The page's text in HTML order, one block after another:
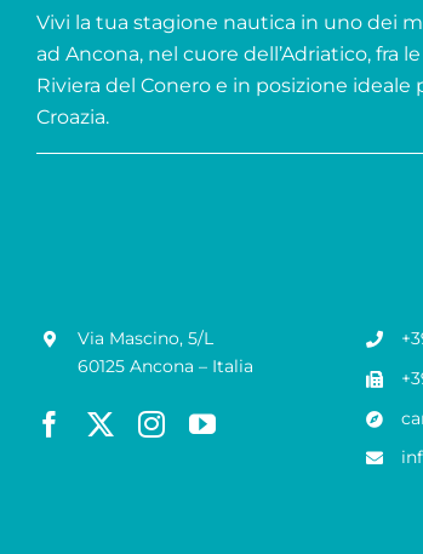
Vivi la tua stagione nautica in uno dei
ad Ancona, nel cuore dell’Adriatico, fra
Riviera del Conero e in posizione ideale
Croazia.
Via Mascino, 5/L
60125 Ancona – Italia